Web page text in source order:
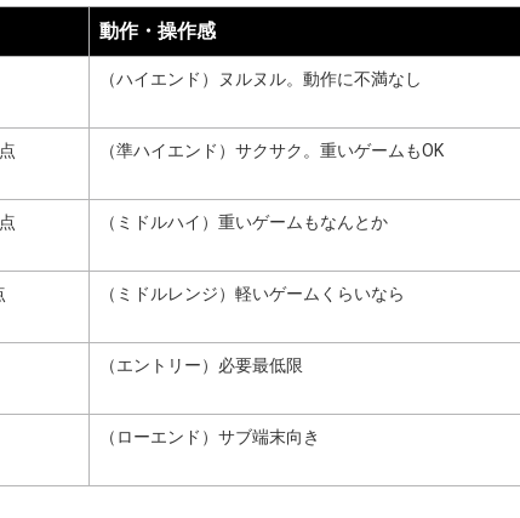
動作・操作感
（ハイエンド）ヌルヌル。動作に不満なし
（準ハイエンド）サクサク。重いゲームもOK
（ミドルハイ）重いゲームもなんとか
（ミドルレンジ）軽いゲームくらいなら
（エントリー）必要最低限
（ローエンド）サブ端末向き